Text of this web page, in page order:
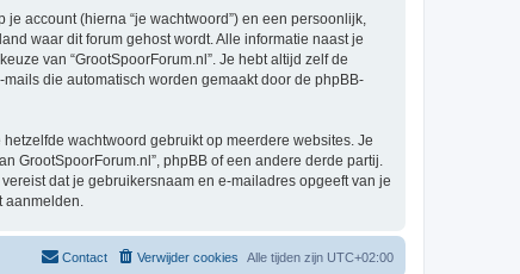
account (hierna “je wachtwoord”) en een persoonlijk,
waar dit forum gehost wordt. Alle informatie naast je
van “GrootSpoorForum.nl”. Je hebt altijd zelf de
die automatisch worden gemaakt door de phpBB-
wachtwoord gebruikt op meerdere websites. Je
GrootSpoorForum.nl”, phpBB of een andere derde partij.
dat je gebruikersnaam en e-mailadres opgeeft van je
Alle tijden zijn UTC+02:00
Verwijder cookies
Contact